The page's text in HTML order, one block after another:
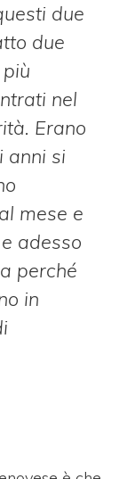
due
due
nel
Erano
anni si
mese e
adesso
perché
in